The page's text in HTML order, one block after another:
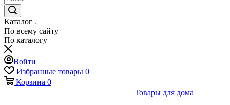
Каталог
По всему сайту
По каталогу
Войти
Избранные товары 0
Корзина 0
Товары для дома